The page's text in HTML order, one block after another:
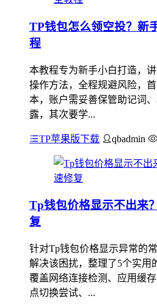
TP钱包怎么领空投？新
程
本教程专为新手小白打造，
操作方法，全程规避风险，
本，账户需妥善保管助记词
露，其次要学...
TP苹果版下载 qbadmin
Tp钱包价格显示不出来
复
针对Tp钱包价格显示异常的
解决该困扰，整理了5个实用
覆盖网络连接检测、应用缓
点切换尝试、...